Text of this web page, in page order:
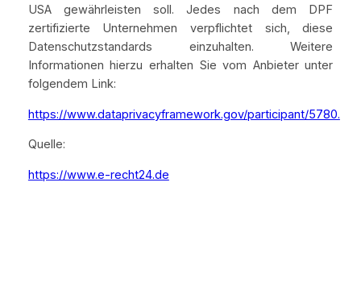
USA gewährleisten soll. Jedes nach dem DPF
zertifizierte Unternehmen verpflichtet sich, diese
Datenschutzstandards einzuhalten. Weitere
Informationen hierzu erhalten Sie vom Anbieter unter
folgendem Link:
https://www.dataprivacyframework.gov/participant/5780.
Quelle:
https://www.e-recht24.de